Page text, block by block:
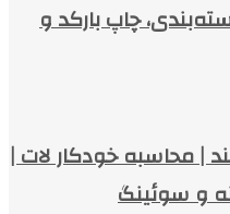
چاپ بارکد و
| محاسبه خودکار لات |
و سوئینگ